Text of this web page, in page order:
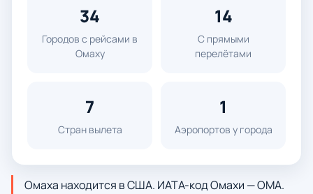
34
Городов с рейсами в
Омаху
14
С прямыми
перелётами
7
Стран вылета
1
Аэропортов у города
Омаха находится в США. ИАТА-код Омахи — OMA.